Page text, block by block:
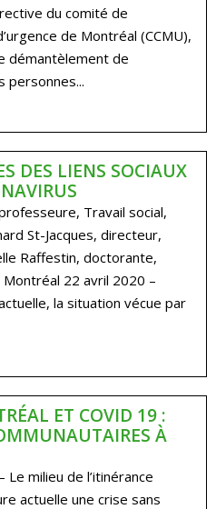
du comité de
de Montréal (CCMU),
démantèlement de
personnes...
DES LIENS SOCIAUX
Travail social,
St-Jacques, directeur,
Raffestin, doctorante,
22 avril 2020 –
la situation vécue par
ET COVID 19 :
À
milieu de l’itinérance
actuelle une crise sans